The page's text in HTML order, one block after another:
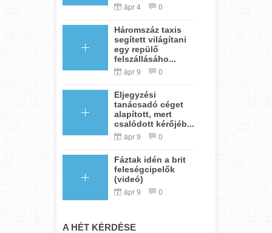
ápr 4 0
Háromszáz taxis
segített világítani
egy repülő
felszállásáho...
ápr 9 0
Eljegyzési
tanácsadó céget
alapított, mert
csalódott kérőjéb...
ápr 9 0
Fáztak idén a brit
feleségcipelők
(videó)
ápr 9 0
A HÉT KÉRDÉSE